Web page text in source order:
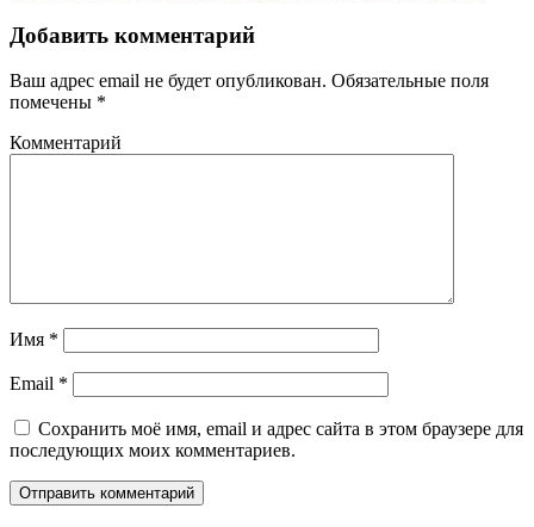
Добавить комментарий
Ваш адрес email не будет опубликован. Обязательные поля
помечены *
Комментарий
Имя *
Email *
Сохранить моё имя, email и адрес сайта в этом браузере для
последующих моих комментариев.